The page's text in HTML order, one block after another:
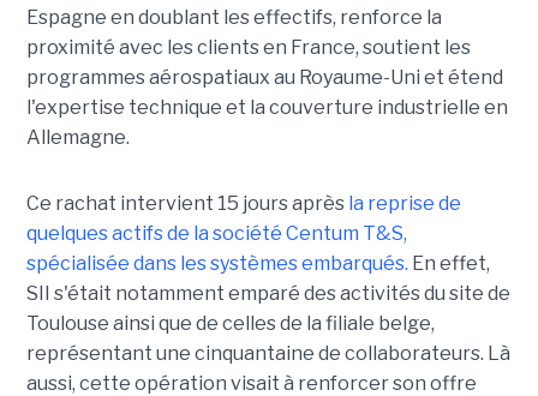
Espagne en doublant les effectifs, renforce la
proximité avec les clients en France, soutient les
programmes aérospatiaux au Royaume-Uni et étend
l'expertise technique et la couverture industrielle en
Allemagne.
Ce rachat intervient 15 jours après la reprise de
quelques actifs de la société Centum T&S,
spécialisée dans les systèmes embarqués. En effet,
SII s'était notamment emparé des activités du site de
Toulouse ainsi que de celles de la filiale belge,
représentant une cinquantaine de collaborateurs. Là
aussi, cette opération visait à renforcer son offre